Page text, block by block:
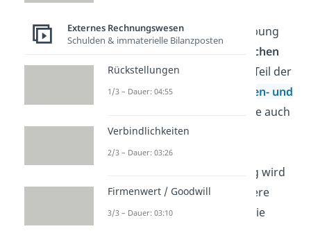
Die kalkulatorische Abschreibung
keine rechtlichen
Vorschriftenerfüllen. Da sie Teil der
unternehmensinternen
Kosten- und
ist, hat sie auch
keinen Einfluss auf den
Jahresabschluss. Denn die
kalkulatorische Abschreibung wird
nurintern genutzt, um bessere
Entscheidungen zu treffen. Die
Externes Rechnungswesen
Schulden & immaterielle Bilanzposten
Rückstellungen
1/3 – Dauer: 04:55
Verbindlichkeiten
2/3 – Dauer: 03:26
Firmenwert / Goodwill
3/3 – Dauer: 03:10